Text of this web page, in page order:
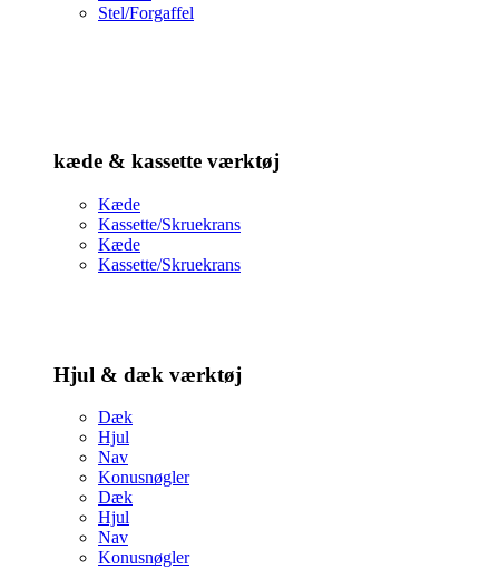
Stel/Forgaffel
kæde & kassette værktøj
Kæde
Kassette/Skruekrans
Kæde
Kassette/Skruekrans
Hjul & dæk værktøj
Dæk
Hjul
Nav
Konusnøgler
Dæk
Hjul
Nav
Konusnøgler